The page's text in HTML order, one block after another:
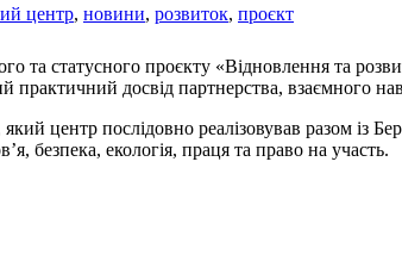
центр, новини, розвиток, проєкт
та статусного проєкту «Відновлення та
досвід партнерства, взаємного
центр послідовно реалізовував разом із
безпека, екологія, праця та право на участь.